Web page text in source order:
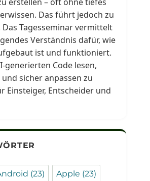
Das führt jedoch zu
Tagesseminar vermittelt
Verständnis dafür, wie
ist und funktioniert.
generierten Code lesen,
sicher anpassen zu
Einsteiger, Entscheider und
(23) Apple (23)